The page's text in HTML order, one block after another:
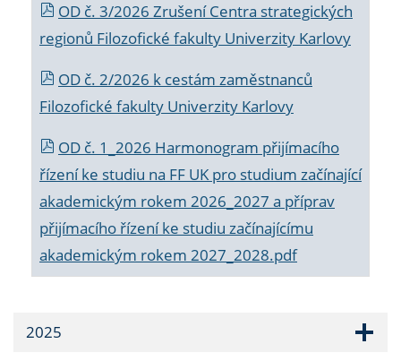
OD č. 3/2026 Zrušení Centra strategických
regionů Filozofické fakulty Univerzity Karlovy
OD č. 2/2026 k cestám zaměstnanců
Filozofické fakulty Univerzity Karlovy
OD č. 1_2026 Harmonogram přijímacího
řízení ke studiu na FF UK pro studium začínající
akademickým rokem 2026_2027 a příprav
přijímacího řízení ke studiu začínajícímu
akademickým rokem 2027_2028.pdf
2025